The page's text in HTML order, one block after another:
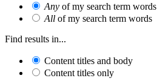
Any of my search term words
All of my search term words
Find results in...
Content titles and body
Content titles only